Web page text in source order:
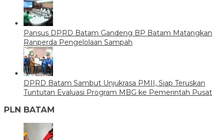
Pansus DPRD Batam Gandeng BP Batam Matangkan
Ranperda Pengelolaan Sampah
DPRD Batam Sambut Unjukrasa PMII, Siap Teruskan
Tuntutan Evaluasi Program MBG ke Pemerintah Pusat
PLN BATAM